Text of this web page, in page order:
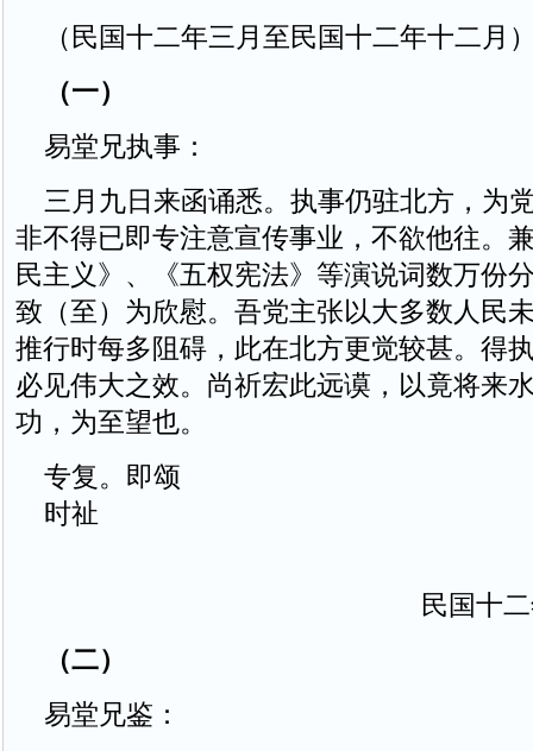
（民国十二年三月至民国十二年十二月
（一）
易堂兄执事：
三月九日来函诵悉。执事仍驻北方，为
非不得已即专注意宣传事业，不欲他往。
民主义》、《五权宪法》等演说词数万份
致（至）为欣慰。吾党主张以大多数人民
推行时每多阻碍，此在北方更觉较甚。得
必见伟大之效。尚祈宏此远谟，以竟将来
功，为至望也。
专复。即颂
时祉
民国十
（二）
易堂兄鉴：